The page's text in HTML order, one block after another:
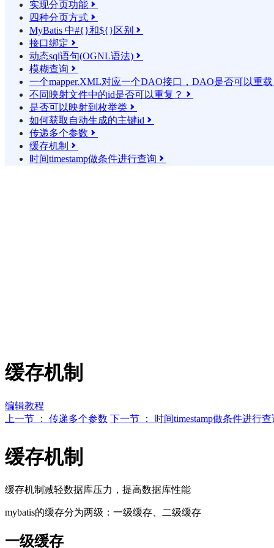
实现分页功能 
四种分页方式 
MyBatis 中#{}和${}区别 
接口绑定 
动态sql语句(OGNL语法) 
模糊查询 
一个mapper.XML对应一个DAO接口，DAO是否可以重
不同映射文件中的id是否可以重复？ 
是否可以映射到枚举类 
如何获取自动生成的主键id 
传递多个参数 
缓存机制 
时间timestamp做条件进行查询 
缓存机制
编辑教程
上一节 ： 传递多个参数 下一节 ： 时间timestamp做条件进行查
缓存机制
缓存机制减轻数据库压力，提高数据库性能
mybatis的缓存分为两级：一级缓存、二级缓存
一级缓存